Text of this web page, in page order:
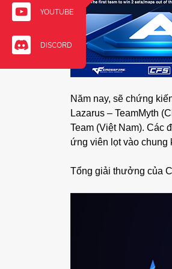
YOUTUBE
DISCORD
Năm nay, sẽ chứng
Lazarus – TeamMyth
Team (Việt Nam). Các
ứng viên lọt vào chung
Tổng giải thưởng của